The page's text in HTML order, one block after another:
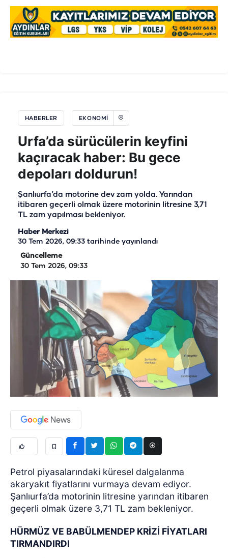
HABERLER EKONOMI
Urfa’da sürücülerin keyfini
kaçıracak haber: Bu gece
depoları doldurun!
Şanlıurfa’da motorine dev zam yolda. Yarından
itibaren geçerli olmak üzere motorinin litresine 3,71
TL zam yapılması bekleniyor.
Haber Merkezi
30 Tem 2026, 09:33 tarihinde yayınlandı
Güncelleme
30 Tem 2026, 09:33
Petrol piyasalarındaki küresel dalgalanma
akaryakıt fiyatlarını vurmaya devam ediyor.
Şanlıurfa’da motorinin litresine yarından itibaren
geçerli olmak üzere 3,71 TL zam bekleniyor.
HÜRMÜZ VE BABÜLMENDEP KRİZİ FİYATLARI
TIRMANDIRDI